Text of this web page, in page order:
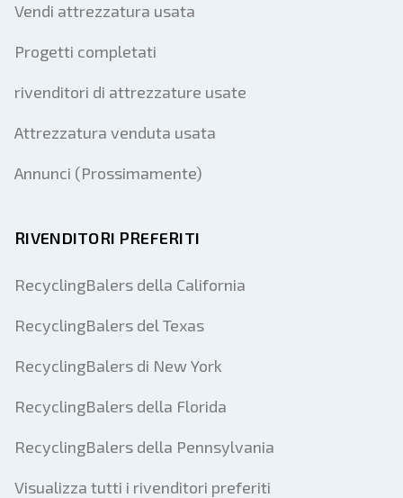
Vendi attrezzatura usata
Progetti completati
rivenditori di attrezzature usate
Attrezzatura venduta usata
Annunci (Prossimamente)
RIVENDITORI PREFERITI
RecyclingBalers della California
RecyclingBalers del Texas
RecyclingBalers di New York
RecyclingBalers della Florida
RecyclingBalers della Pennsylvania
Visualizza tutti i rivenditori preferiti